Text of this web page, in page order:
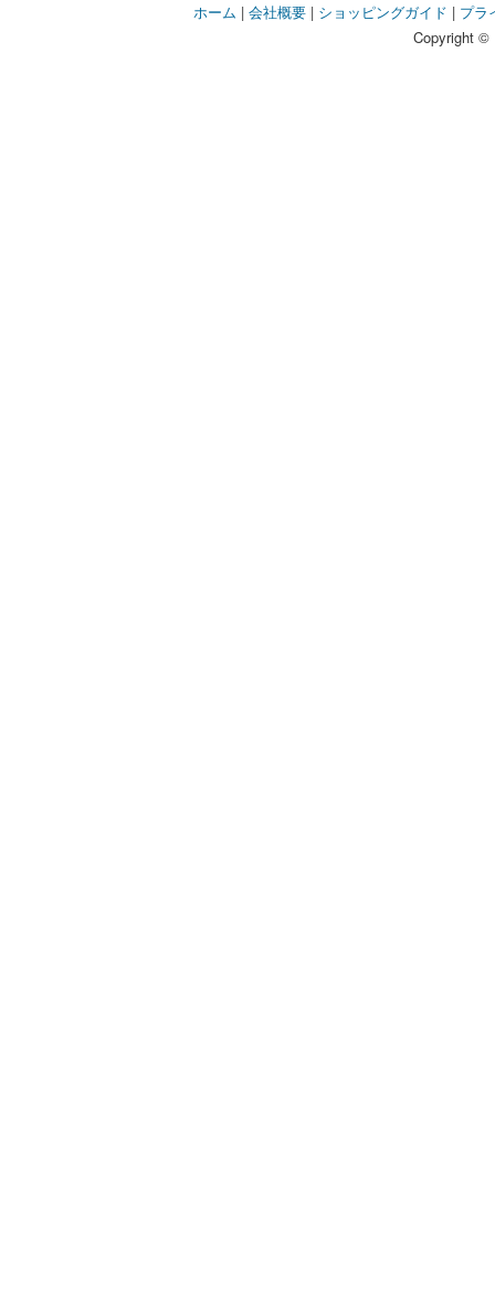
ホーム | 会社概要| ショッピングガイド | プラ
Copyright ©